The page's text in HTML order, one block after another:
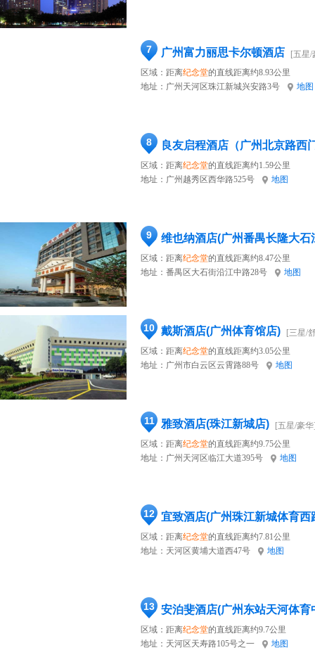
7 广州富力丽思卡尔顿酒店
[五星/
区域：距离纪念堂的直线距离约8.93公里
地址： 广州天河区珠江新城兴安路3号 地图
8 良友启程酒店（广州北京路西
区域：距离纪念堂的直线距离约1.59公里
地址： 广州越秀区西华路525号 地图
9 维也纳酒店(广州番禺长隆大石
区域：距离纪念堂的直线距离约8.47公里
地址： 番禺区大石街沿江中路28号 地图
10 戴斯酒店(广州体育馆店)
[三星/
区域：距离纪念堂的直线距离约3.05公里
地址： 广州市白云区云霄路88号 地图
11 雅致酒店(珠江新城店)
[五星/豪
区域：距离纪念堂的直线距离约9.75公里
地址： 广州天河区临江大道395号 地图
12 宜致酒店(广州珠江新城体育西
区域：距离纪念堂的直线距离约7.81公里
地址： 天河区黄埔大道西47号 地图
13 安泊斐酒店(广州东站天河体育
区域：距离纪念堂的直线距离约9.7公里
地址： 天河区天寿路105号之一 地图